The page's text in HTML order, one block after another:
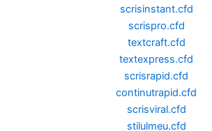
scrisinstant.cfd
scrispro.cfd
textcraft.cfd
textexpress.cfd
scrisrapid.cfd
continutrapid.cfd
scrisviral.cfd
stilulmeu.cfd